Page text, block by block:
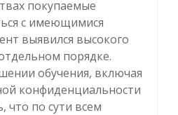
покупаемые
с имеющимися
выявился высокого
порядке.
обучения, включая
конфиденциальности
что по сути всем